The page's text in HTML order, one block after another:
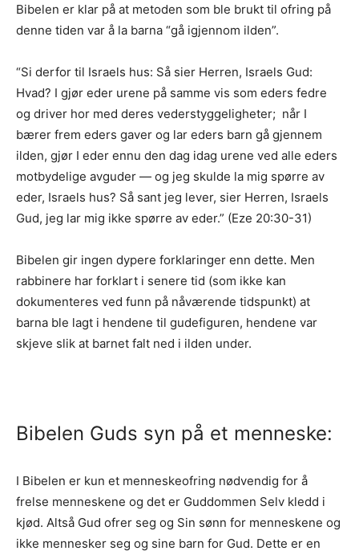
Bibelen er klar på at metoden som ble brukt til ofring på
denne tiden var å la barna “gå igjennom ilden”.
“Si derfor til Israels hus: Så sier Herren, Israels Gud:
Hvad? I gjør eder urene på samme vis som eders fedre
og driver hor med deres vederstyggeligheter; når I
bærer frem eders gaver og lar eders barn gå gjennem
ilden, gjør I eder ennu den dag idag urene ved alle eders
motbydelige avguder — og jeg skulde la mig spørre av
eder, Israels hus? Så sant jeg lever, sier Herren, Israels
Gud, jeg lar mig ikke spørre av eder.” (Eze 20:30-31)
Bibelen gir ingen dypere forklaringer enn dette. Men
rabbinere har forklart i senere tid (som ikke kan
dokumenteres ved funn på nåværende tidspunkt) at
barna ble lagt i hendene til gudefiguren, hendene var
skjeve slik at barnet falt ned i ilden under.
Bibelen Guds syn på et menneske:
I Bibelen er kun et menneskeofring nødvendig for å
frelse menneskene og det er Guddommen Selv kledd i
kjød. Altså Gud ofrer seg og Sin sønn for menneskene og
ikke mennesker seg og sine barn for Gud. Dette er en